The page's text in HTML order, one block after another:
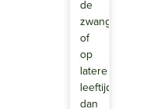
de
zwangerschap
of
op
latere
leeftijd
dan